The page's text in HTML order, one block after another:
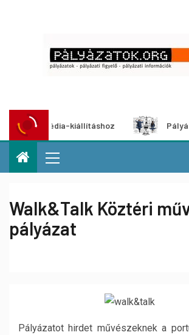
kiállításhoz Pályázat a
Walk&Talk Köztéri
pályázat
Pályázatot hirdet művészeknek a